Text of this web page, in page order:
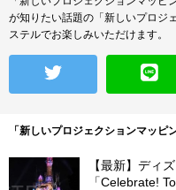
が知りたい話題の「新しいプロジ
ステルでお楽しみいただけます。
「新しいプロジェクションマッピ
【最新】ディ
「Celebrate!